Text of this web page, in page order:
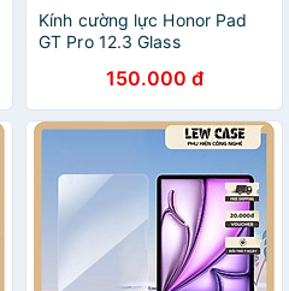
Kính cường lực Honor Pad
GT Pro 12.3 Glass
150.000 đ